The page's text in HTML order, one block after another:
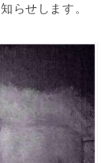
らせします。